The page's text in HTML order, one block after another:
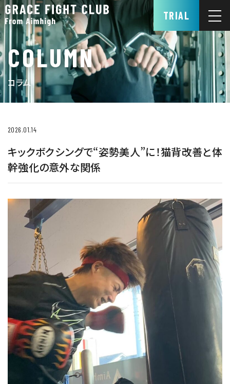
TRIAL
COLUMN
コラム
2026.01.14
キックボクシングで“姿勢美人”に！猫背改善と体
幹強化の意外な関係